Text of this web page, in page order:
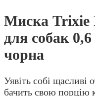
Миска Trixie
для собак
чорна
Уявіть собі щасливі
бачить свою порцію